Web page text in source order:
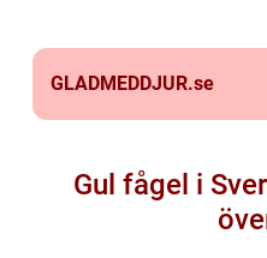
GLADMEDDJUR.se
Gul fågel i